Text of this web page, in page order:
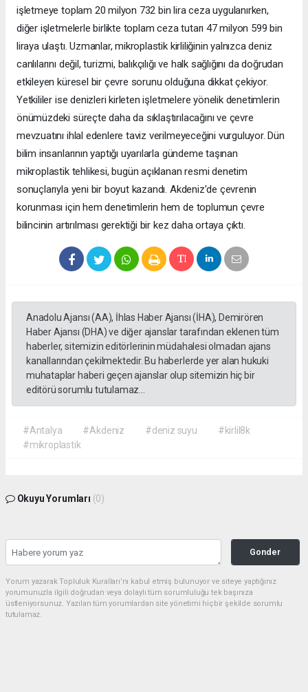
işletmeye toplam 20 milyon 732 bin lira ceza uygulanırken,
diğer işletmelerle birlikte toplam ceza tutarı 47 milyon 599 bin
liraya ulaştı. Uzmanlar, mikroplastik kirliliğinin yalnızca deniz
canlılarını değil, turizmi, balıkçılığı ve halk sağlığını da doğrudan
etkileyen küresel bir çevre sorunu olduğuna dikkat çekiyor.
Yetkililer ise denizleri kirleten işletmelere yönelik denetimlerin
önümüzdeki süreçte daha da sıklaştırılacağını ve çevre
mevzuatını ihlal edenlere taviz verilmeyeceğini vurguluyor. Dün
bilim insanlarının yaptığı uyarılarla gündeme taşınan
mikroplastik tehlikesi, bugün açıklanan resmi denetim
sonuçlarıyla yeni bir boyut kazandı. Akdeniz'de çevrenin
korunması için hem denetimlerin hem de toplumun çevre
bilincinin artırılması gerektiği bir kez daha ortaya çıktı.
Anadolu Ajansı (AA), İhlas Haber Ajansı (İHA), Demirören
Haber Ajansı (DHA) ve diğer ajanslar tarafından eklenen tüm
haberler, sitemizin editörlerinin müdahalesi olmadan ajans
kanallarından çekilmektedir. Bu haberlerde yer alan hukuki
muhataplar haberi geçen ajanslar olup sitemizin hiç bir
editörü sorumlu tutulamaz...
#Antalya #Akdeniz #deniz suyu
#kirlil8k
#mikroplastik
Okuyu Yorumları (0)
Gonder
Yorum yazarak Topluluk Kuralları’nı kabul etmiş bulunuyor ve siteye yaptığınız
yorumunuzla ilgili doğrudan veya dolaylı tüm sorumluluğu tek başınıza
üstleniyorsunuz. Yazılan tüm yorumlardan site yönetimi hiçbir şekilde sorumlu
tutulamaz.